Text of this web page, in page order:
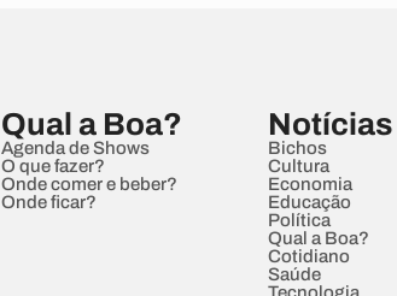
Qual a Boa?
Agenda de Shows
O que fazer?
Onde comer e beber?
Onde ficar?
Notícias
Bichos
Cultura
Economia
Educação
Política
Qual a Boa?
Cotidiano
Saúde